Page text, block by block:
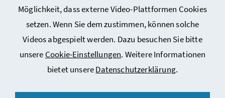
Möglichkeit, dass externe Video-Plattformen Cookies
setzen. Wenn Sie dem zustimmen, können solche
Videos abgespielt werden. Dazu besuchen Sie bitte
unsere Cookie-Einstellungen. Weitere Informationen
bietet unsereDatenschutzerklärung.
Cookie-Einstellungen